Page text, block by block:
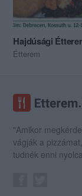
Hajdúsági
Étterem
"Amikor
vágják a
tudnék enni